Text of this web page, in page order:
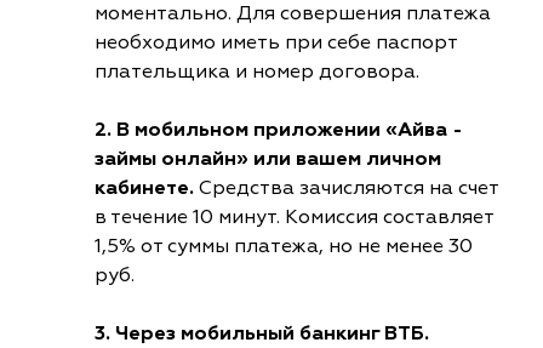
моментально. Для совершения платежа
необходимо иметь при себе паспорт
плательщика и номер договора.
2. В мобильном приложении «Айва -
займы онлайн» или вашем личном
кабинете. Средства зачисляются на счет
в течение 10 минут. Комиссия составляет
1,5% от суммы платежа, но не менее 30
руб.
3. Через мобильный банкинг ВТБ.